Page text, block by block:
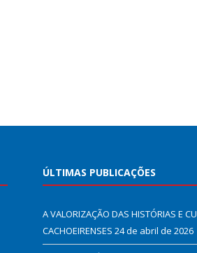
ÚLTIMAS PUBLICAÇÕES
A VALORIZAÇÃO DAS HISTÓRIAS E
CACHOEIRENSES 24 de abril de 2026